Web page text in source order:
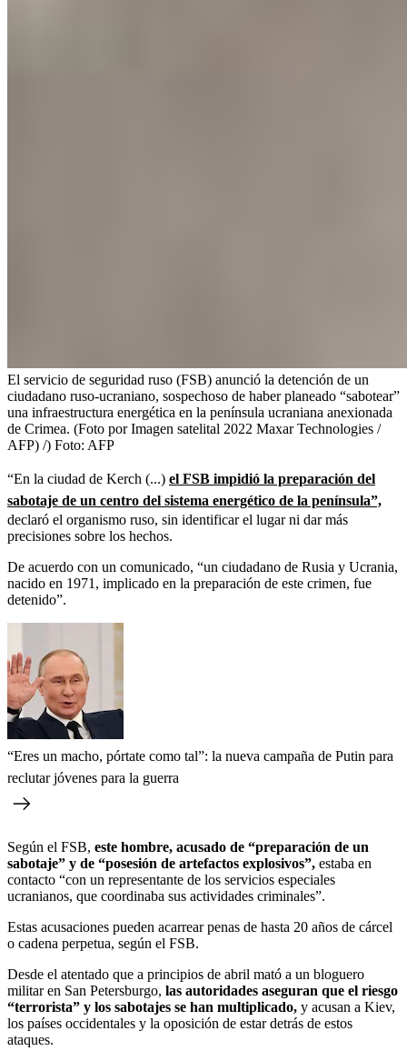
El servicio de seguridad ruso (FSB) anunció la detención de un
ciudadano ruso-ucraniano, sospechoso de haber planeado “sabotear”
una infraestructura energética en la península ucraniana anexionada
de Crimea. (Foto por Imagen satelital 2022 Maxar Technologies /
AFP) /) Foto: AFP
“En la ciudad de Kerch (...) el FSB impidió la preparación del
sabotaje de un centro del sistema energético de la península”,
declaró el organismo ruso, sin identificar el lugar ni dar más
precisiones sobre los hechos.
De acuerdo con un comunicado, “un ciudadano de Rusia y Ucrania,
nacido en 1971, implicado en la preparación de este crimen, fue
detenido”.
“Eres un macho, pórtate como tal”: la nueva campaña de Putin para
reclutar jóvenes para la guerra
Según el FSB, este hombre, acusado de “preparación de un
sabotaje” y de “posesión de artefactos explosivos”, estaba en
contacto “con un representante de los servicios especiales
ucranianos, que coordinaba sus actividades criminales”.
Estas acusaciones pueden acarrear penas de hasta 20 años de cárcel
o cadena perpetua, según el FSB.
Desde el atentado que a principios de abril mató a un bloguero
militar en San Petersburgo, las autoridades aseguran que el riesgo
“terrorista” y los sabotajes se han multiplicado, y acusan a Kiev,
los países occidentales y la oposición de estar detrás de estos
ataques.